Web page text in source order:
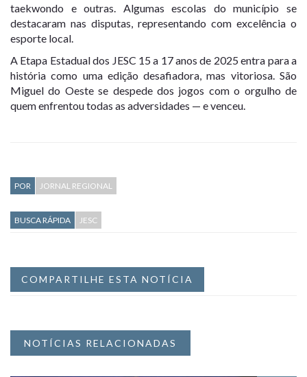
taekwondo e outras. Algumas escolas do município se
destacaram nas disputas, representando com excelência o
esporte local.
A Etapa Estadual dos JESC 15 a 17 anos de 2025 entra para a
história como uma edição desafiadora, mas vitoriosa. São
Miguel do Oeste se despede dos jogos com o orgulho de
quem enfrentou todas as adversidades — e venceu.
POR JORNAL REGIONAL
BUSCA RÁPIDA JESC
COMPARTILHE ESTA NOTÍCIA
NOTÍCIAS RELACIONADAS